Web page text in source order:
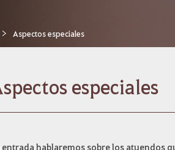
Aspectos especiales
especiales
entrada hablaremos sobre los atuendos